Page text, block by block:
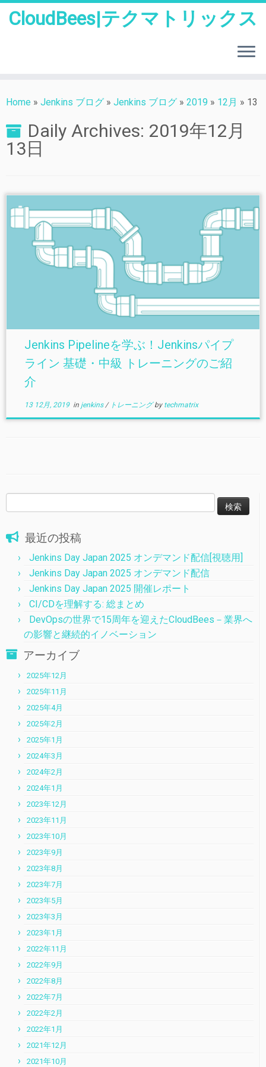
to
CloudBees|テクマトリックス
Home » Jenkins ブログ » Jenkins ブログ » 2019 » 12月 » 13
Daily Archives: 2019年12月
13日
Jenkins Pipelineを学ぶ！Jenkinsパイプ
ライン 基礎・中級 トレーニングのご紹
介
13 12月, 2019in jenkins/ トレーニングby techmatrix
索:
最近の投稿
Jenkins Day Japan 2025 オンデマンド配信[視聴用]
Jenkins Day Japan 2025 オンデマンド配信
Jenkins Day Japan 2025 開催レポート
CI/CDを理解する: 総まとめ
DevOpsの世界で15周年を迎えたCloudBees－業界へ
の影響と継続的イノベーション
アーカイブ
2025年12月
2025年11月
2025年4月
2025年2月
2025年1月
2024年3月
2024年2月
2024年1月
2023年12月
2023年11月
2023年10月
2023年9月
2023年8月
2023年7月
2023年5月
2023年3月
2023年1月
2022年11月
2022年9月
2022年8月
2022年7月
2022年2月
2022年1月
2021年12月
2021年10月